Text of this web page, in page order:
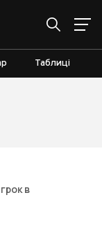
Таблиці
в